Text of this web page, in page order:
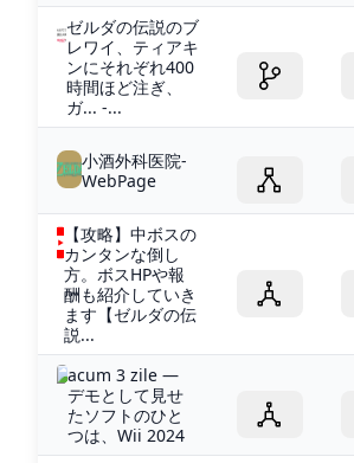
ゼルダの伝説のブ
レワイ、ティアキ
ンにそれぞれ400
時間ほど注ぎ、
ガ... -...
小酒外科医院-
WebPage
【攻略】中ボスの
カンタンな倒し
方。ボスHPや報
酬も紹介していき
ます【ゼルダの伝
説...
acum 3 zile —
デモとして見せ
たソフトのひと
つは、Wii 2024